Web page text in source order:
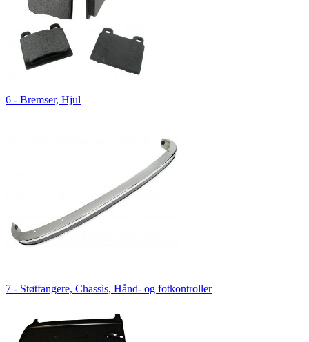
6 - Bremser, Hjul
7 - Støtfangere, Chassis, Hånd- og fotkontroller